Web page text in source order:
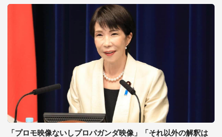
「プロモ映像ないしプロパガンダ映像」「それ以外の解釈は